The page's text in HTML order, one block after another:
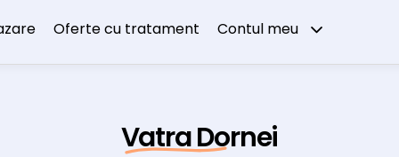
Oferte cu tratament Contul meu
Vatra Dornei